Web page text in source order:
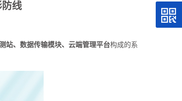
防线
站、数据传输模块、云端管理平台构成的系